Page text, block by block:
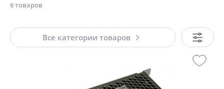
6 товаров
Все категории товаров